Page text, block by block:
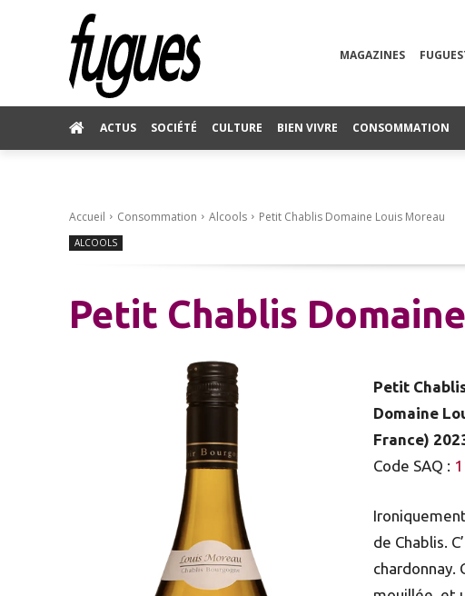
MAGAZINES
ACTUS SOCIÉTÉ CULTURE BIEN VIVRE CONSOMMATION
Accueil Consommation Alcools Petit Chablis Domaine Louis Moreau
ALCOOLS
Petit Chablis
Petit
Domaine
France)
Code SAQ :
de Chablis.
chardonnay.